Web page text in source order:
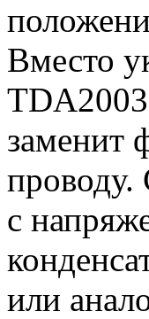
Вместо
TDA2003
заменит
проводу.
с
или